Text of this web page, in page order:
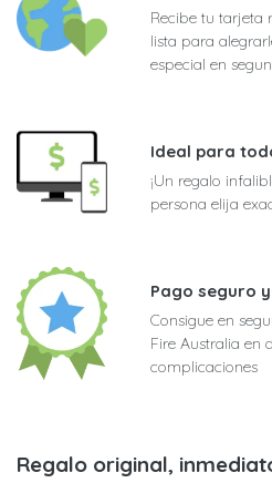
Recibe tu tarjeta
lista para
especial en
Ideal para
¡Un regalo
persona elija
Pago seguro
Consigue en
Fire Australia en
complicaciones
Regalo original,